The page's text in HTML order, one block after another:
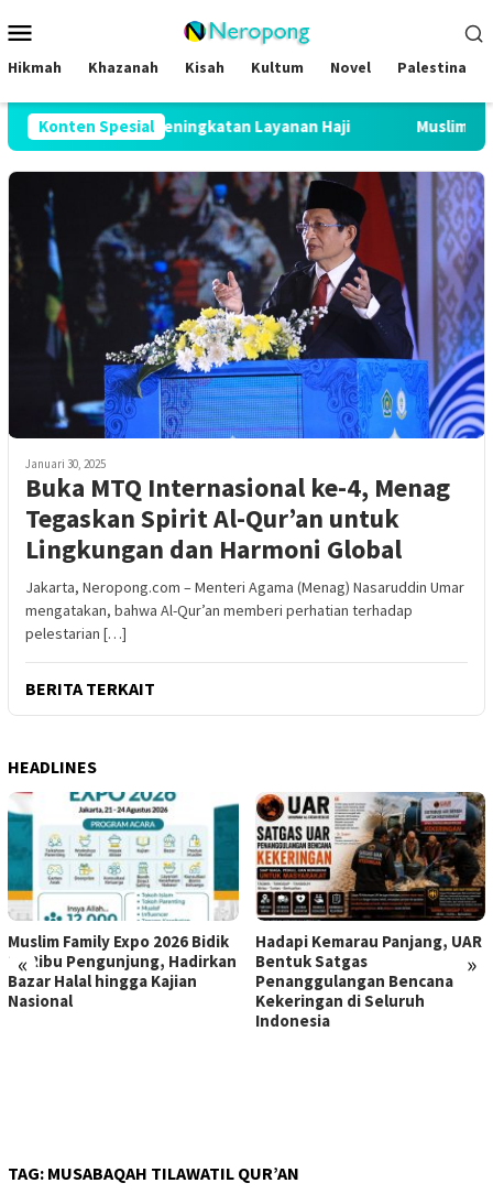
ke
kontenMobile
Hikmah Khazanah Kisah Kultum Novel Palestina
Konten Spesial
Buktikan Peningkatan Layanan Haji Muslim Family
Januari 30, 2025
Buka MTQ Internasional ke-4, Menag
Tegaskan Spirit Al-Qur’an untuk
Lingkungan dan Harmoni Global
Jakarta, Neropong.com – Menteri Agama (Menag) Nasaruddin Umar
mengatakan, bahwa Al-Qur’an memberi perhatian terhadap
pelestarian […]
BERITA TERKAIT
HEADLINES
« »
Muslim Family Expo 2026 Bidik
12 Ribu Pengunjung, Hadirkan
Bazar Halal hingga Kajian
Nasional
Hadapi Kemarau Panjang, UAR
Bentuk Satgas
Penanggulangan Bencana
Kekeringan di Seluruh
Indonesia
TAG: MUSABAQAH TILAWATIL QUR’AN